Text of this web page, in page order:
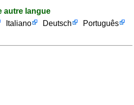
autre langue
Italiano Deutsch
Português